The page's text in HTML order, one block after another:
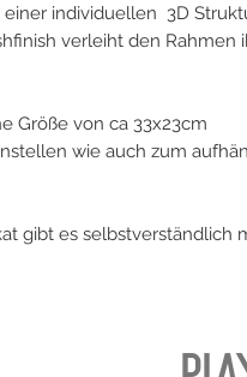
individuellen 3D
verleiht den Rahmen
Größe von ca 33x23cm
wie auch zum
gibt es selbstverständlich